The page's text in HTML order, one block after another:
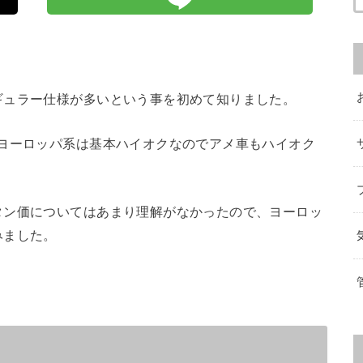
ラー仕様が多いという事を初めて知りました。
ロッパ系は基本ハイオクなのでアメ車もハイオク
価についてはあまり理解がなかったので、ヨーロッ
した。